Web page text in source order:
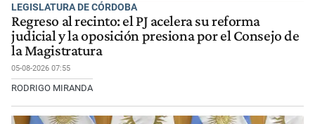
LEGISLATURA DE CÓRDOBA
Regreso al recinto: el PJ acelera su reforma
judicial y la oposición presiona por el Consejo de
la Magistratura
05-08-2026 07:55
RODRIGO MIRANDA